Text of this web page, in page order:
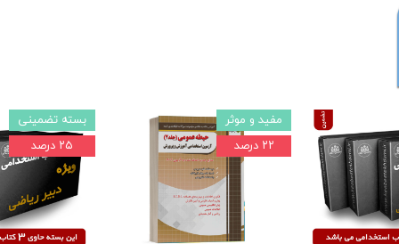
بسته تضمینی
۲۵ درصد
مفید و موثر
۲۲ درصد